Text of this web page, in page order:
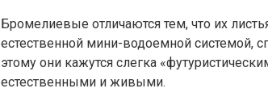
Бромелиевые отличаются тем, что их
естественной мини-водоемной системой,
этому они кажутся слегка
естественными и живыми.